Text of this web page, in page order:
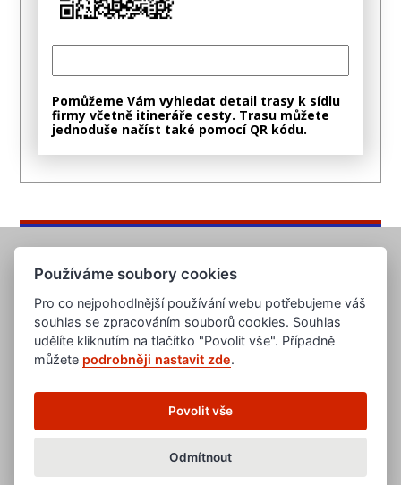
Pomůžeme Vám vyhledat detail trasy k sídlu
firmy včetně itineráře cesty. Trasu můžete
jednoduše načíst také pomocí QR kódu.
www.evropska-databanka.cz
www.edb.eu
www.poptavka.net
www.nabidka.net
www.14000.cz
Používáme soubory cookies
Pro co nejpohodlnější používání webu potřebujeme váš
souhlas se zpracováním souborů cookies. Souhlas
udělíte kliknutím na tlačítko "Povolit vše". Případně
můžete podrobněji nastavit zde.
Povolit vše
Odmítnout